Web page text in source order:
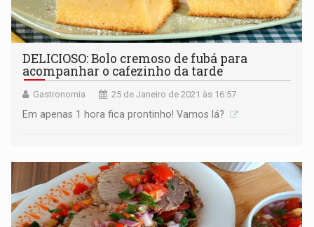
DELICIOSO: Bolo cremoso de fubá para
acompanhar o cafezinho da tarde
Gastronomia 25 de Janeiro de 2021 às 16:57
Em apenas 1 hora fica prontinho! Vamos lá?